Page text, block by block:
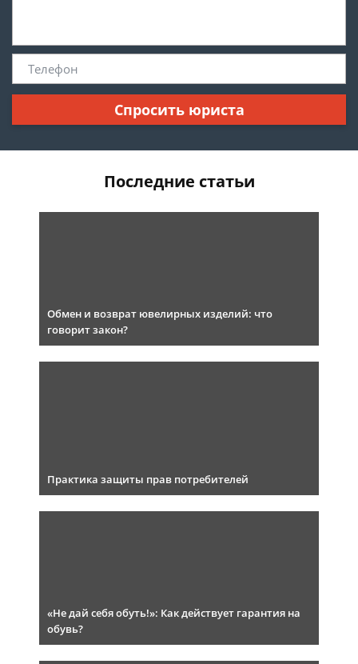
Спросить юриста
Последние статьи
Обмен и возврат ювелирных изделий: что
говорит закон?
Практика защиты прав потребителей
«Не дай себя обуть!»: Как действует гарантия на
обувь?